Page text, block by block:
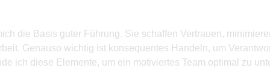
die Basis guter Führung. Sie schaffen Vertrauen,
Genauso wichtig ist konsequentes Handeln, um
ich diese Elemente, um ein motiviertes Team optimal zu